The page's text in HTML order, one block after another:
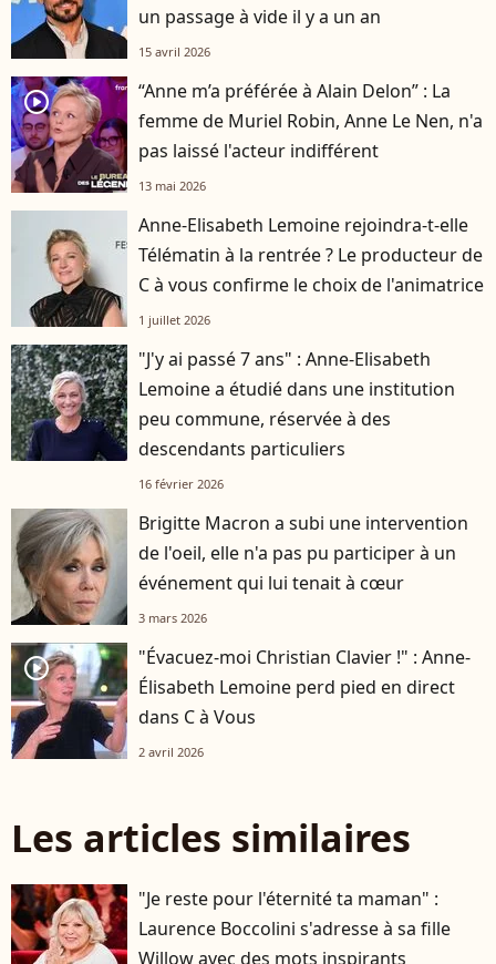
un passage à vide il y a un an
15 avril 2026
player2
“Anne m’a préférée à Alain Delon” : La
femme de Muriel Robin, Anne Le Nen, n'a
pas laissé l'acteur indifférent
13 mai 2026
Anne-Elisabeth Lemoine rejoindra-t-elle
Télématin à la rentrée ? Le producteur de
C à vous confirme le choix de l'animatrice
1 juillet 2026
"J'y ai passé 7 ans" : Anne-Elisabeth
Lemoine a étudié dans une institution
peu commune, réservée à des
descendants particuliers
16 février 2026
Brigitte Macron a subi une intervention
de l'oeil, elle n'a pas pu participer à un
événement qui lui tenait à cœur
3 mars 2026
player2
"Évacuez-moi Christian Clavier !" : Anne-
Élisabeth Lemoine perd pied en direct
dans C à Vous
2 avril 2026
Les articles similaires
"Je reste pour l'éternité ta maman" :
Laurence Boccolini s'adresse à sa fille
Willow avec des mots inspirants